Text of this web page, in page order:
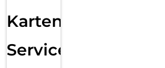
Karten
Service: